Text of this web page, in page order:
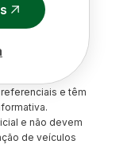
e têm
e não devem
de veículos